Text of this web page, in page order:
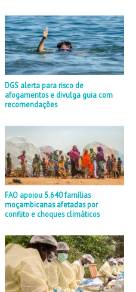
DGS alerta para risco de
afogamentos e divulga guia com
recomendações
FAO apoiou 5.640 famílias
moçambicanas afetadas por
conflito e choques climáticos